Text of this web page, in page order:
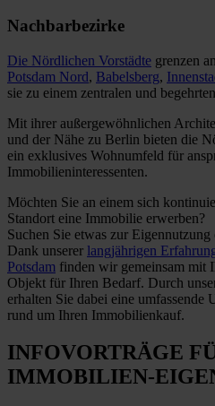
Nachbarbezirke
Die Nördlichen Vorstädte grenzen
Potsdam Nord, Babelsberg,
sie zu einem zentralen und
Mit ihrer außergewöhnlichen
und der Nähe zu Berlin bieten die
ein exklusives Wohnumfeld für
Immobilieninteressenten.
Möchten Sie an einem sich
Standort eine Immobilie erwerben?
Suchen Sie etwas zur
Dank unserer langjährigen
Potsdam finden wir gemeinsam mit
Objekt für Ihren Bedarf. Durch
erhalten Sie dabei eine umfassende
rund um Ihren Immobilienkauf.
INFOVORTRÄGE
IMMOBILIEN-